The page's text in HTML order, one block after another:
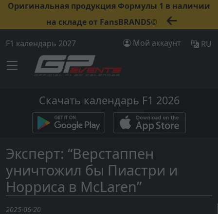
Оригинальная продукция Формулы 1 в наличии
на складе от FansBRANDS©
F1 календарь 2027 Мой аккаунт RU
Скачать календарь F1 2026
Эксперт: “Верстаппен
уничтожил бы Пиастри и
Норриса в McLaren”
2025-06-20